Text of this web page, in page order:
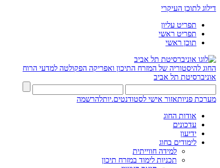
דילוג לתוכן העיקרי
תפריט עליון
תפריט ראשי
תוכן ראשי
החוג להיסטוריה של המזרח התיכון ואפריקה הפקולטה למדעי הרוח
אוניברסיטת תל אביב
מערכת פניותאזור אישי לסטודנטים.יותלהרשמה
אודות החוג
עדכונים
ידיעון
לימודים בחוג
למידה חווייתית
תכניות לימוד במזרח תיכון